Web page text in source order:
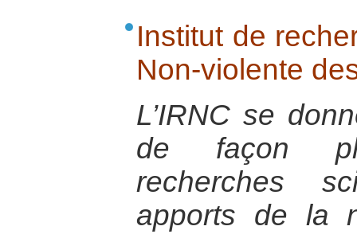
Institut de
Non-violente
L’IRNC se
de façon
recherches
apports de la